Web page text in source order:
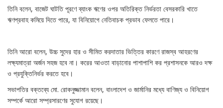
তিনি বলেন, বাজেট ঘাটতি পূরণে ব্যাংক ঋণের ওপর অতিরিক্ত নির্ভরতা বেসরকারি খাতে
ঋণপ্রবাহ কমিয়ে দিতে পারে, যা বিনিয়োগে নেতিবাচক প্রভাব ফেলতে পারে।
তিনি আরো বলেন, উচ্চ সুদের হার ও সীমিত করদাতার ভিত্তির কারণে রাজস্ব আহরণের
লক্ষ্যমাত্রা অর্জন সহজ হবে না। করের আওতা বাড়ানোর পাশাপাশি কর প্রশাসনকে আরও দক্ষ
ও প্রযুক্তিনির্ভর করতে হবে।
সভাপতির বক্তব্যে মো. রোকনুজ্জামান বলেন, বাংলাদেশ ও জার্মানির মধ্যে বাণিজ্য ও বিনিয়োগ
সম্পর্কে আরো সম্প্রসারণের সুযোগ রয়েছে।